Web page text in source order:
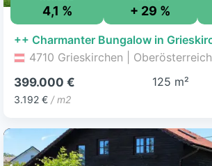
4,1 % + 29 %
4710 Grieskirchen | Oberösterreich
399.000 €
3.192 € / m2
125 m²